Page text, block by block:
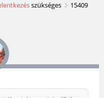
szükséges
15409